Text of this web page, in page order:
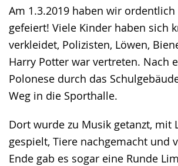
Am 1.3.2019 haben wir ordentlich
gefeiert! Viele Kinder haben sich
verkleidet, Polizisten, Löwen,
Harry Potter war vertreten. Nach
Polonese durch das
Weg in die Sporthalle.
Dort wurde zu Musik getanzt, mit
gespielt, Tiere nachgemacht und
Ende gab es sogar eine Runde
wechseln.
Deutscher
Gebärdensprache
wird
angezeigt.